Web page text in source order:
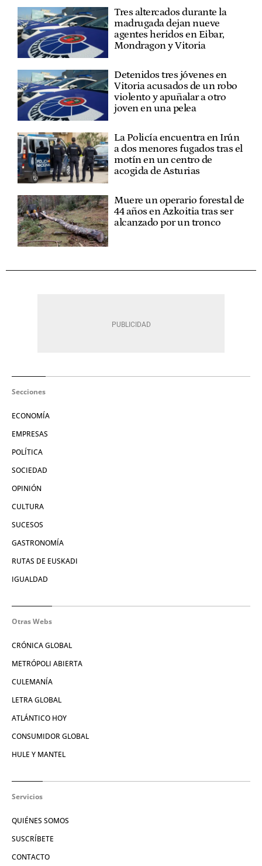
Tres altercados durante la
madrugada dejan nueve
agentes heridos en Eibar,
Mondragon y Vitoria
Detenidos tres jóvenes en
Vitoria acusados de un robo
violento y apuñalar a otro
joven en una pelea
La Policía encuentra en Irún
a dos menores fugados tras el
motín en un centro de
acogida de Asturias
Muere un operario forestal de
44 años en Azkoitia tras ser
alcanzado por un tronco
Secciones
ECONOMÍA
EMPRESAS
POLÍTICA
SOCIEDAD
OPINIÓN
CULTURA
SUCESOS
GASTRONOMÍA
RUTAS DE EUSKADI
IGUALDAD
Otras Webs
CRÓNICA GLOBAL
METRÓPOLI ABIERTA
CULEMANÍA
LETRA GLOBAL
ATLÁNTICO HOY
CONSUMIDOR GLOBAL
HULE Y MANTEL
Servicios
QUIÉNES SOMOS
SUSCRÍBETE
CONTACTO